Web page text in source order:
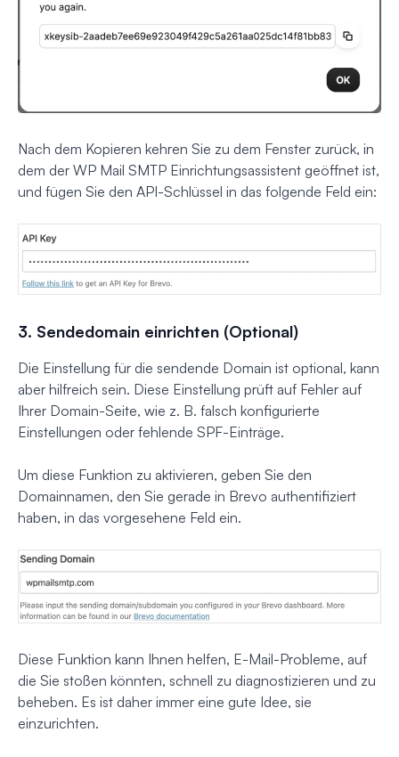
Nach dem Kopieren kehren Sie zu dem Fenster zurück, in
dem der WP Mail SMTP Einrichtungsassistent geöffnet ist,
und fügen Sie den API-Schlüssel in das folgende Feld ein:
3. Sendedomain einrichten (Optional)
Die Einstellung für die sendende Domain ist optional, kann
aber hilfreich sein. Diese Einstellung prüft auf Fehler auf
Ihrer Domain-Seite, wie z. B. falsch konfigurierte
Einstellungen oder fehlende SPF-Einträge.
Um diese Funktion zu aktivieren, geben Sie den
Domainnamen, den Sie gerade in Brevo authentifiziert
haben, in das vorgesehene Feld ein.
Diese Funktion kann Ihnen helfen, E-Mail-Probleme, auf
die Sie stoßen könnten, schnell zu diagnostizieren und zu
beheben. Es ist daher immer eine gute Idee, sie
einzurichten.